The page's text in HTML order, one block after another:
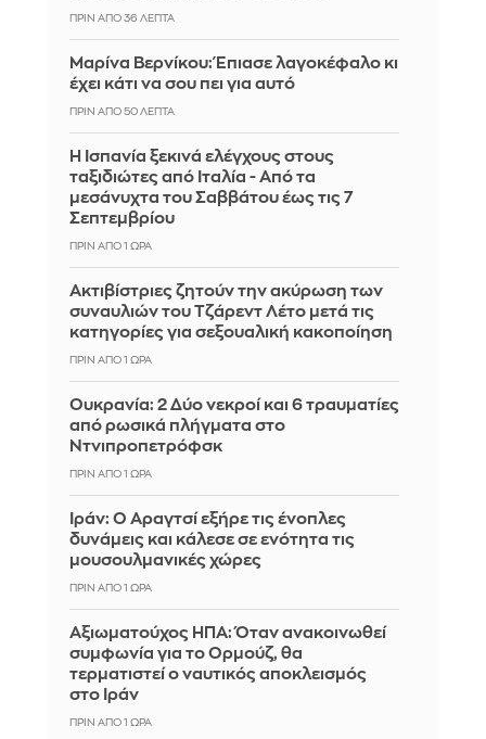
ΠΡΙΝ ΑΠΌ 36 ΛΕΠΤΆ
Μαρίνα Βερνίκου: Έπιασε λαγοκέφαλο κι
έχει κάτι να σου πει για αυτό
ΠΡΙΝ ΑΠΌ 50 ΛΕΠΤΆ
Η Ισπανία ξεκινά ελέγχους στους
ταξιδιώτες από Ιταλία - Από τα
μεσάνυχτα του Σαββάτου έως τις 7
Σεπτεμβρίου
ΠΡΙΝ ΑΠΌ 1 ΏΡΑ
Ακτιβίστριες ζητούν την ακύρωση των
συναυλιών του Τζάρεντ Λέτο μετά τις
κατηγορίες για σεξουαλική κακοποίηση
ΠΡΙΝ ΑΠΌ 1 ΏΡΑ
Ουκρανία: 2 Δύο νεκροί και 6 τραυματίες
από ρωσικά πλήγματα στο
Ντνιπροπετρόφσκ
ΠΡΙΝ ΑΠΌ 1 ΏΡΑ
Ιράν: Ο Αραγτσί εξήρε τις ένοπλες
δυνάμεις και κάλεσε σε ενότητα τις
μουσουλμανικές χώρες
ΠΡΙΝ ΑΠΌ 1 ΏΡΑ
Αξιωματούχος ΗΠΑ: Όταν ανακοινωθεί
συμφωνία για το Ορμούζ, θα
τερματιστεί ο ναυτικός αποκλεισμός
στο Ιράν
ΠΡΙΝ ΑΠΌ 1 ΏΡΑ